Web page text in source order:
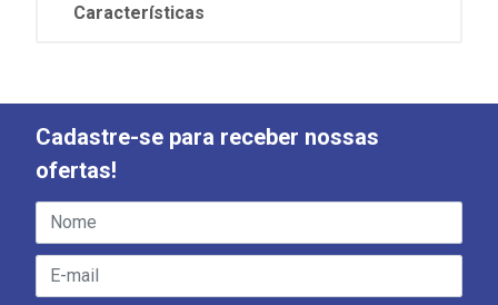
Características
Cadastre-se para receber nossas
ofertas!